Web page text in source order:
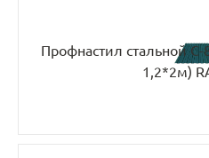
Профнастил стальной
1,2*2м)